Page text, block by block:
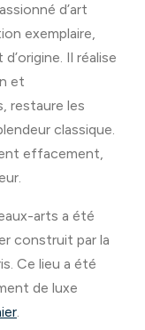
d’art
exemplaire,
Il réalise
et
restaure les
classique.
effacement,
arts a été
construit par la
Ce lieu a été
de luxe
.